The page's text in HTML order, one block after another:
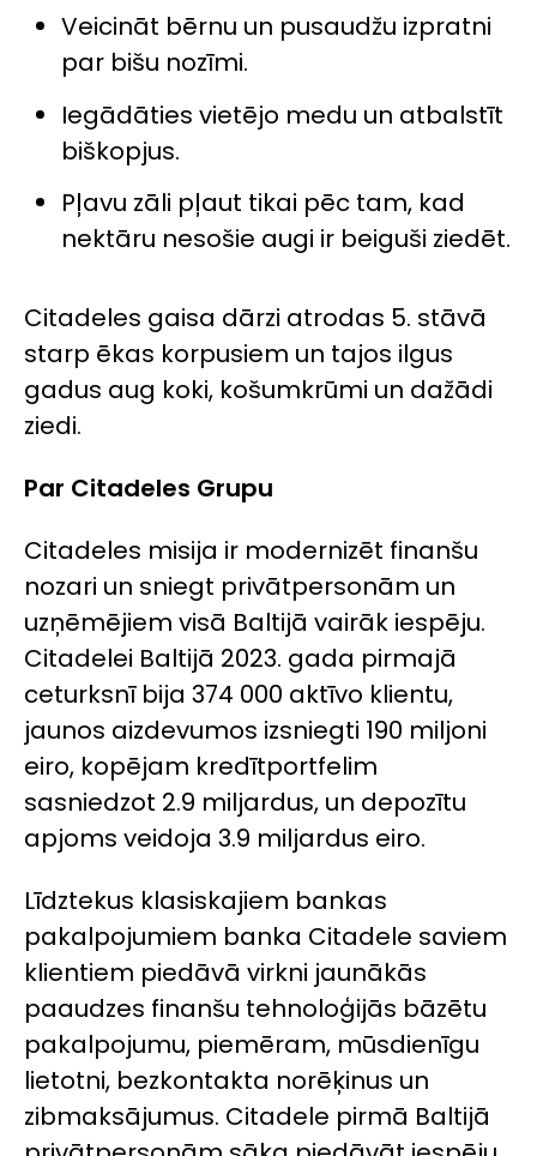
Veicināt bērnu un pusaudžu izpratni
par bišu nozīmi.
Iegādāties vietējo medu un atbalstīt
biškopjus.
Pļavu zāli pļaut tikai pēc tam, kad
nektāru nesošie augi ir beiguši ziedēt.
Citadeles gaisa dārzi atrodas 5. stāvā
starp ēkas korpusiem un tajos ilgus
gadus aug koki, košumkrūmi un dažādi
ziedi.
Par Citadeles Grupu
Citadeles misija ir modernizēt finanšu
nozari un sniegt privātpersonām un
uzņēmējiem visā Baltijā vairāk iespēju.
Citadelei Baltijā 2023. gada pirmajā
ceturksnī bija 374 000 aktīvo klientu,
jaunos aizdevumos izsniegti 190 miljoni
eiro, kopējam kredītportfelim
sasniedzot 2.9 miljardus, un depozītu
apjoms veidoja 3.9 miljardus eiro.
Līdztekus klasiskajiem bankas
pakalpojumiem banka Citadele saviem
klientiem piedāvā virkni jaunākās
paaudzes finanšu tehnoloģijās bāzētu
pakalpojumu, piemēram, mūsdienīgu
lietotni, bezkontakta norēķinus un
zibmaksājumus. Citadele pirmā Baltijā